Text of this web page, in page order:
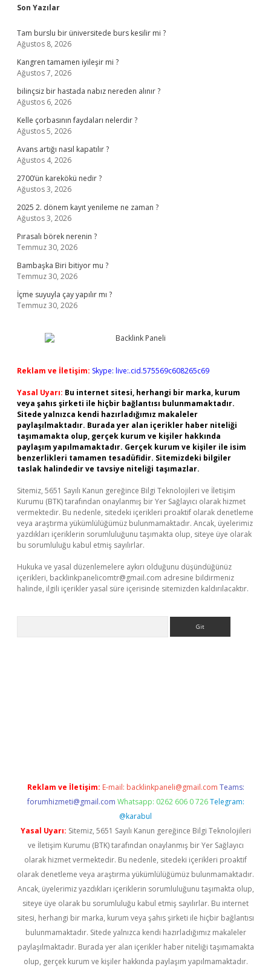
Sidebar
Son Yazılar
Tam burslu bir üniversitede burs kesilir mi ?
Ağustos 8, 2026
Kangren tamamen iyileşir mi ?
Ağustos 7, 2026
bilinçsiz bir hastada nabız nereden alınır ?
Ağustos 6, 2026
Kelle çorbasının faydaları nelerdir ?
Ağustos 5, 2026
Avans artığı nasıl kapatılır ?
Ağustos 4, 2026
2700’ün karekökü nedir ?
Ağustos 3, 2026
2025 2. dönem kayıt yenileme ne zaman ?
Ağustos 3, 2026
Pırasalı börek nerenin ?
Temmuz 30, 2026
Bambaşka Biri bitiyor mu ?
Temmuz 30, 2026
İçme suyuyla çay yapılır mı ?
Temmuz 30, 2026
Reklam ve İletişim: Skype: live:.cid.575569c608265c69
Yasal Uyarı: Bu internet sitesi, herhangi bir marka, kurum
veya şahıs şirketi ile hiçbir bağlantısı bulunmamaktadır.
Sitede yalnızca kendi hazırladığımız makaleler
paylaşılmaktadır. Burada yer alan içerikler haber niteliği
taşımamakta olup, gerçek kurum ve kişiler hakkında
paylaşım yapılmamaktadır. Gerçek kurum ve kişiler ile isim
benzerlikleri tamamen tesadüfidir. Sitemizdeki bilgiler
taslak halindedir ve tavsiye niteliği taşımazlar.
Sitemiz, 5651 Sayılı Kanun gereğince Bilgi Teknolojileri ve İletişim
Kurumu (BTK) tarafından onaylanmış bir Yer Sağlayıcı olarak hizmet
vermektedir. Bu nedenle, sitedeki içerikleri proaktif olarak denetleme
veya araştırma yükümlülüğümüz bulunmamaktadır. Ancak, üyelerimiz
yazdıkları içeriklerin sorumluluğunu taşımakta olup, siteye üye olarak
bu sorumluluğu kabul etmiş sayılırlar.
Hukuka ve yasal düzenlemelere aykırı olduğunu düşündüğünüz
içerikleri, backlinkpanelicomtr@gmail.com adresine bildirmeniz
halinde, ilgili içerikler yasal süre içerisinde sitemizden kaldırılacaktır.
Reklam ve İletişim: E-mail: backlinkpaneli@gmail.com Teams:
forumhizmeti@gmail.com Whatsapp: 0262 606 0 726 Telegram:
@karabul
Yasal Uyarı: Sitemiz, 5651 Sayılı Kanun gereğince Bilgi Teknolojileri
ve İletişim Kurumu (BTK) tarafından onaylanmış bir Yer Sağlayıcı
olarak hizmet vermektedir. Bu nedenle, sitedeki içerikleri proaktif
olarak denetleme veya araştırma yükümlülüğümüz bulunmamaktadır.
Ancak, üyelerimiz yazdıkları içeriklerin sorumluluğunu taşımakta olup,
siteye üye olarak bu sorumluluğu kabul etmiş sayılırlar. Bu internet
sitesi, herhangi bir marka, kurum veya şahıs şirketi ile hiçbir bağlantısı
bulunmamaktadır. Sitede yalnızca kendi hazırladığımız makaleler
paylaşılmaktadır. Burada yer alan içerikler haber niteliği taşımamakta
olup, gerçek kurum ve kişiler hakkında paylaşım yapılmamaktadır.